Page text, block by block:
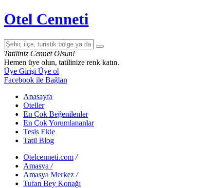
Otel Cenneti
Tatiliniz Cennet Olsun!
Hemen üye olun, tatilinize renk katın.
Üye Girişi Üye ol
Facebook ile Bağlan
Anasayfa
Oteller
En Çok Beğenilenler
En Çok Yorumlananlar
Tesis Ekle
Tatil Blog
Otelcenneti.com /
Amasya /
Amasya Merkez /
Tufan Bey Konağı